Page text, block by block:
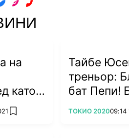
на
като
add favorites
Тайбе
треньор:
бат Пепи!
нямаше да
ПОВЕЧЕ ОТ
ТОКИО 202009:14